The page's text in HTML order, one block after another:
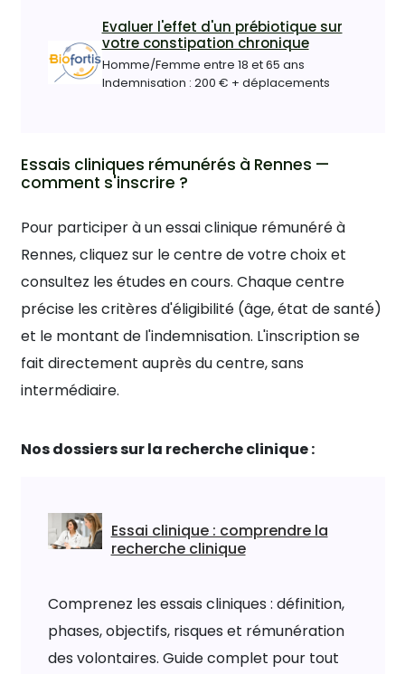
Evaluer l'effet d'un prébiotique sur
votre constipation chronique
Homme/Femme entre 18 et 65 ans
Indemnisation : 200 € + déplacements
Essais cliniques rémunérés à Rennes —
comment s'inscrire ?
Pour participer à un essai clinique rémunéré à
Rennes, cliquez sur le centre de votre choix et
consultez les études en cours. Chaque centre
précise les critères d'éligibilité (âge, état de santé)
et le montant de l'indemnisation. L'inscription se
fait directement auprès du centre, sans
intermédiaire.
Nos dossiers sur la recherche clinique :
Essai clinique : comprendre la
recherche clinique
Comprenez les essais cliniques : définition,
phases, objectifs, risques et rémunération
des volontaires. Guide complet pour tout